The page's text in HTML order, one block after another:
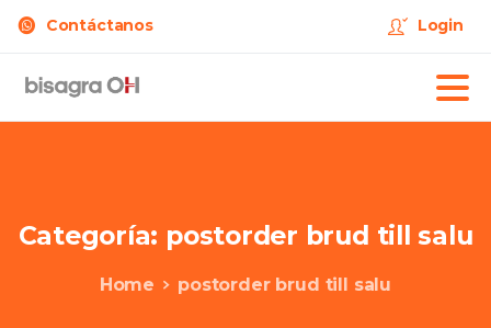
Contáctanos Login
Categoría: postorder brud till salu
Home postorder brud till salu